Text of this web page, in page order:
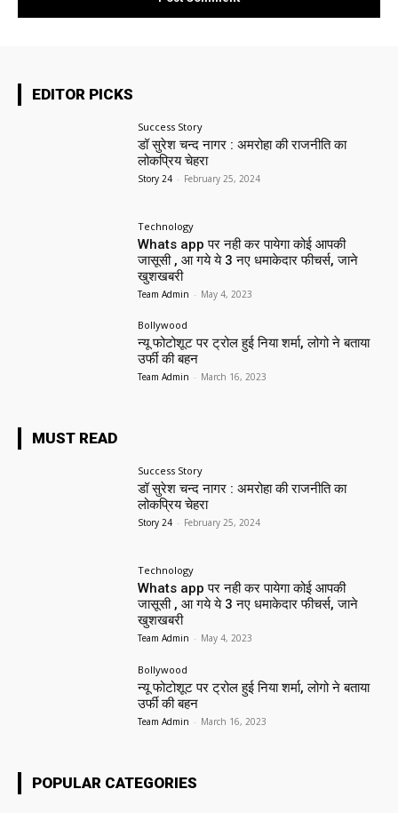
EDITOR PICKS
Success Story
डॉ सुरेश चन्द नागर : अमरोहा की राजनीति का
लोकप्रिय चेहरा
Story 24 - February 25, 2024
Technology
Whats app पर नही कर पायेगा कोई आपकी
जासूसी , आ गये ये 3 नए धमाकेदार फीचर्स, जाने
खुशखबरी
Team Admin - May 4, 2023
Bollywood
न्यू फोटोशूट पर ट्रोल हुई निया शर्मा, लोगो ने बताया
उर्फी की बहन
Team Admin - March 16, 2023
MUST READ
Success Story
डॉ सुरेश चन्द नागर : अमरोहा की राजनीति का
लोकप्रिय चेहरा
Story 24 - February 25, 2024
Technology
Whats app पर नही कर पायेगा कोई आपकी
जासूसी , आ गये ये 3 नए धमाकेदार फीचर्स, जाने
खुशखबरी
Team Admin - May 4, 2023
Bollywood
न्यू फोटोशूट पर ट्रोल हुई निया शर्मा, लोगो ने बताया
उर्फी की बहन
Team Admin - March 16, 2023
POPULAR CATEGORIES